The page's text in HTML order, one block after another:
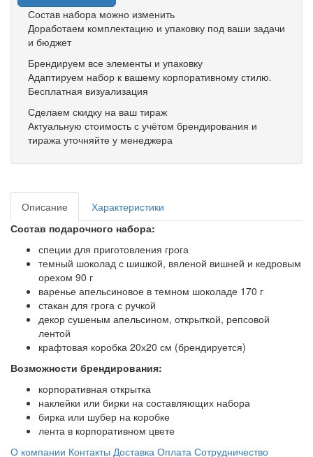
Состав набора можно изменить
Доработаем комплектацию и упаковку под ваши задачи
и бюджет
Брендируем все элементы и упаковку
Адаптируем набор к вашему корпоративному стилю.
Бесплатная визуализация
Сделаем скидку на ваш тираж
Актуальную стоимость с учётом брендирования и
тиража уточняйте у менеджера
Описание
Характеристики
Состав подарочного набора:
специи для приготовления грога
темный шоколад с шишкой, вяленой вишней и кедровым
орехом 90 г
варенье апельсиновое в темном шоколаде 170 г
стакан для грога с ручкой
декор сушеным апельсином, открыткой, репсовой
лентой
крафтовая коробка 20х20 см (брендируется)
Возможности брендирования:
корпоративная открытка
наклейки или бирки на составляющих набора
бирка или шубер на коробке
лента в корпоративном цвете
О компании Контакты Доставка Оплата Сотрудничество